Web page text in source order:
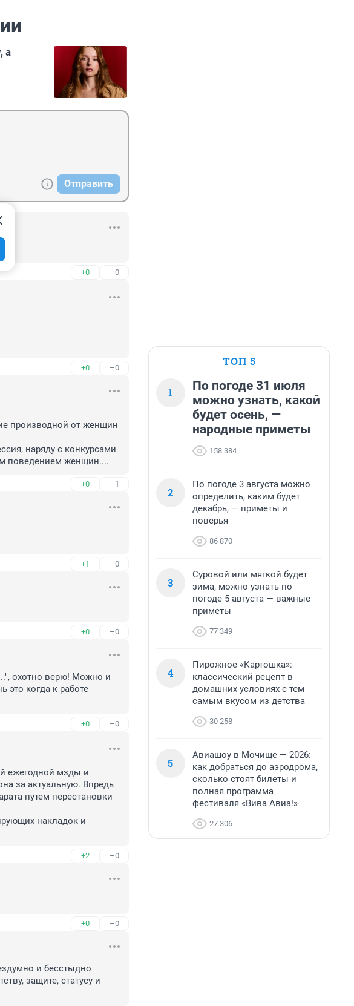
а
Отправить
+0 –0
+0 –0
производной от женщин
наряду с конкурсами
поведением женщин....
+0 –1
+1 –0
+0 –0
охотно верю! Можно и
это когда к работе
+0 –0
ежегодной мзды и
за актуальную. Впредь
путем перестановки
накладок и
+2 –0
+0 –0
и бесстыдно
защите, статусу и
ТОП 5
1
По погоде 31 июля
можно узнать, какой
будет осень, —
народные приметы
158 384
2
По погоде 3 августа можно
определить, каким будет
декабрь, — приметы и
поверья
86 870
3
Суровой или мягкой будет
зима, можно узнать по
погоде 5 августа — важные
приметы
77 349
4
Пирожное «Картошка»:
классический рецепт в
домашних условиях с тем
самым вкусом из детства
30 258
5
Авиашоу в Мочище — 2026:
как добраться до аэродрома,
сколько стоят билеты и
полная программа
фестиваля «Вива Авиа!»
27 306